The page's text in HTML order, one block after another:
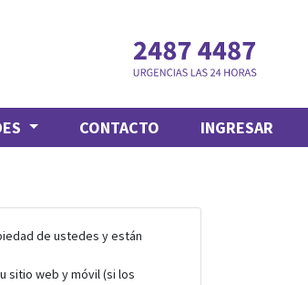
CONTACTO INGRESAR
de ustedes y están
sitio web y móvil (si los